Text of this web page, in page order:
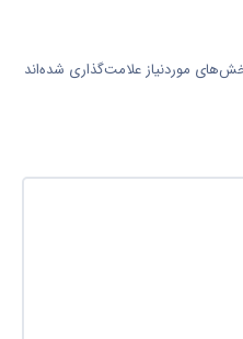
موردنیاز علامت‌گذاری شده‌اند